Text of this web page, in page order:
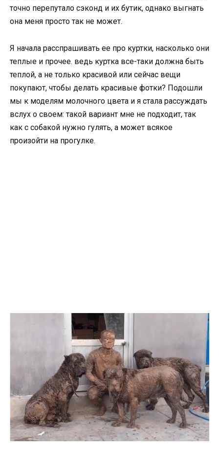
точно перепутало сэконд и их бутик, однако выгнать
она меня просто так не может.
Я начала расспрашивать ее про куртки, насколько они
теплые и прочее. ведь куртка все-таки должна быть
теплой, а не только красивой или сейчас вещи
покупают, чтобы делать красивые фотки? Подошли
мы к моделям молочного цвета и я стала рассуждать
вслух о своем: такой вариант мне не подходит, так
как с собакой нужно гулять, а может всякое
произойти на прогулке.